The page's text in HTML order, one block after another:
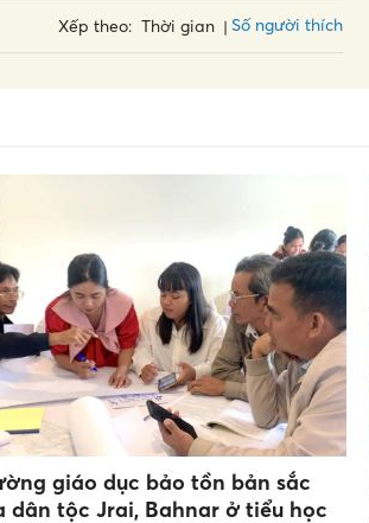
Xếp theo: Thời gian Số người thích
giáo dục bảo tồn bản sắc
dân tộc Jrai, Bahnar ở tiểu học